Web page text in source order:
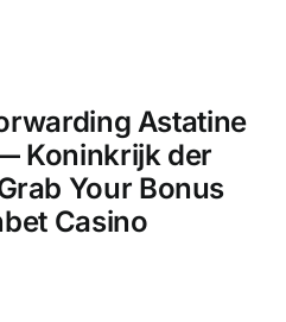
Astatine
Koninkrijk der
Your Bonus
Casino